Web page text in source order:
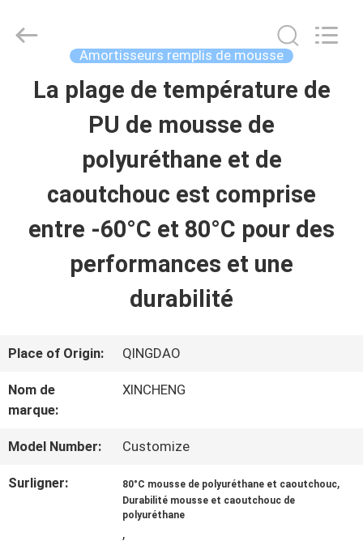
MAISON
PRODUITS
SHOW
NOUS
Rubber
Amortisseurs remplis de mousse
La plage de température de
PU de mousse de
polyuréthane et de
caoutchouc est comprise
entre -60°C et 80°C pour des
performances et une
durabilité
Place of Origin: QINGDAO
Nom de
marque:
XINCHENG
Model Number: Customize
Surligner: 80°C mousse de polyuréthane et caoutchouc,
Durabilité mousse et caoutchouc de
polyuréthane
,